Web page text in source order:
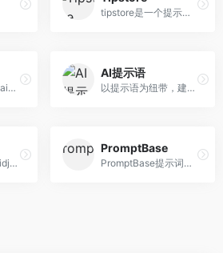
tipstore是一个提示词交易平台，为用户提供一个公开透明的提示词交易平台，可以查找和销售各种人工智能(AI)语言模型使用的提示，包括Midjourney, ChatGPT, 文心一格&amp;Stable Diffusion。提示词交易站的用户可以浏览和购买各类AI的提示词，得到提示词后可以生成比较稳定的结果，节约大家的api；如果您是一位优秀的提示词创作者，您可以在这里销售自己的提示词。
来自世界各地优秀ai画师精心设计的提示词。
AI提示语
以提示语为纽带，建立人与 AI 可信赖的连接 | 让每个人都能轻松使用 AI，提高 10 倍生产力
全球优秀设计师Midjourney生成的AI绘画图片
PromptBase
PromptBase提示词商城：Midjourney、Stable Diffusion、ChatGPT、DALL·E、GPT提示词。